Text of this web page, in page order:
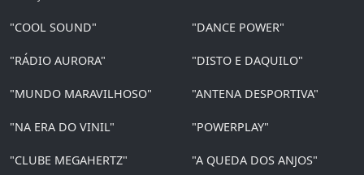
"COOL SOUND" "DANCE POWER"
"RÁDIO AURORA" "DISTO E DAQUILO"
"MUNDO MARAVILHOSO" "ANTENA DESPORTIVA"
"NA ERA DO VINIL" "POWERPLAY"
"CLUBE MEGAHERTZ" "A QUEDA DOS ANJOS"